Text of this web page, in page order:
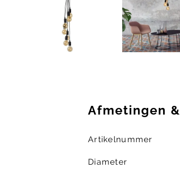
Afmetingen &
Artikelnummer
Diameter